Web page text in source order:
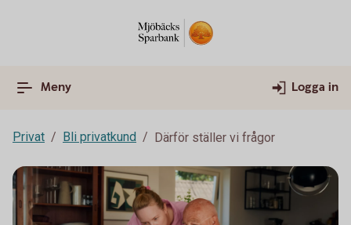
Meny Logga in
Privat Bli privatkund Därför ställer vi frågor